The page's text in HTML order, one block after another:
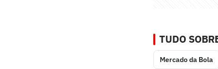
TUDO
Mercado da Bola